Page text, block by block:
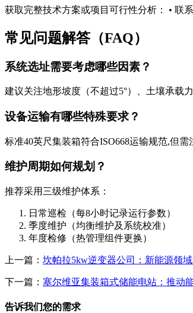
获取完整技术方案或项目可行性分析： • 联系
常见问题解答（FAQ）
系统选址需要考虑哪些因素？
建议关注地形坡度（不超过5°）、土壤承载
设备运输有哪些特殊要求？
标准40英尺集装箱符合ISO668运输规范,但需
维护周期如何规划？
推荐采用三级维护体系：
日常巡检（每8小时记录运行参数）
季度维护（均衡维护及系统校准）
年度检修（热管理组件更换）
上一篇： 坎帕拉5kw逆变器公司：新能源领
下一篇： 塞尔维亚集装箱式储能电站：推动
告诉我们您的需求